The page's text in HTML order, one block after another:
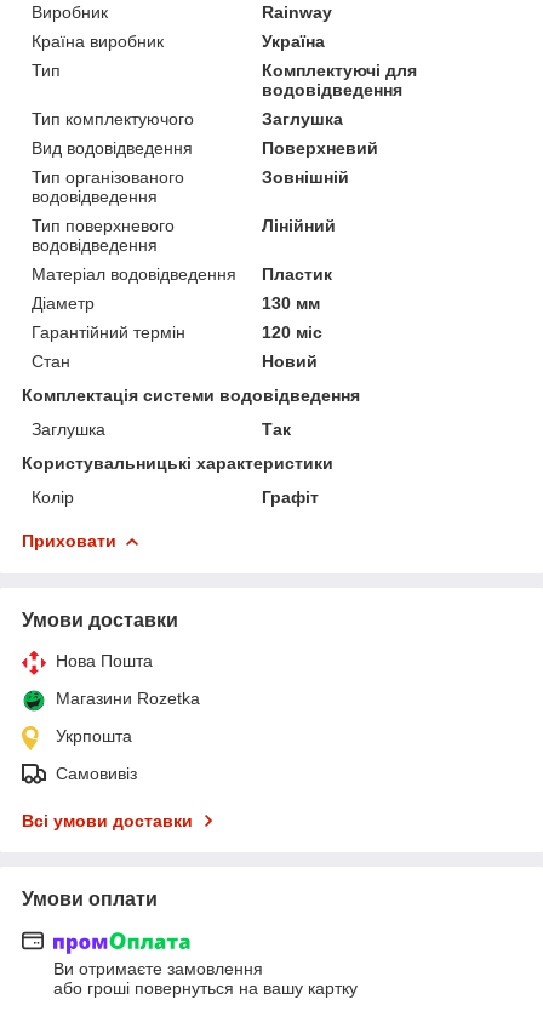
Виробник
Rainway
Країна виробник
Україна
Тип
Комплектуючі для
водовідведення
Тип комплектуючого
Заглушка
Вид водовідведення
Поверхневий
Тип організованого
водовідведення
Зовнішній
Тип поверхневого
водовідведення
Лінійний
Матеріал водовідведення
Пластик
Діаметр
130 мм
Гарантійний термін
120 міс
Стан
Новий
Комплектація системи водовідведення
Заглушка
Так
Користувальницькі характеристики
Колір
Графіт
Приховати
Умови доставки
Нова Пошта
Магазини Rozetka
Укрпошта
Самовивіз
Всі умови доставки
Умови оплати
Ви отримаєте замовлення
або гроші повернуться на вашу картку